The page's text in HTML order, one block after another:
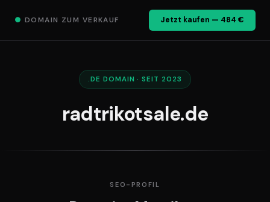
● DOMAIN ZUM VERKAUF Jetzt kaufen — 484 €
.DE DOMAIN · SEIT 2023
radtrikotsale.de
SEO-PROFIL